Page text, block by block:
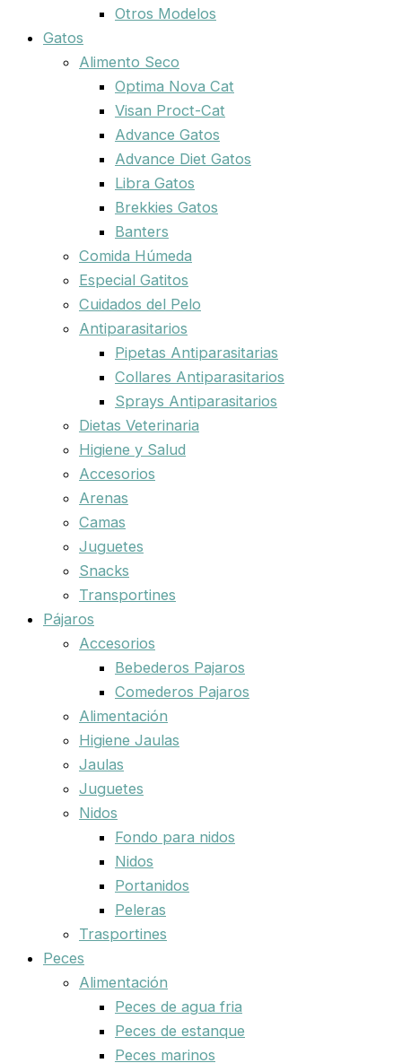
Otros Modelos
Gatos
Alimento Seco
Optima Nova Cat
Visan Proct-Cat
Advance Gatos
Advance Diet Gatos
Libra Gatos
Brekkies Gatos
Banters
Comida Húmeda
Especial Gatitos
Cuidados del Pelo
Antiparasitarios
Pipetas Antiparasitarias
Collares Antiparasitarios
Sprays Antiparasitarios
Dietas Veterinaria
Higiene y Salud
Accesorios
Arenas
Camas
Juguetes
Snacks
Transportines
Pájaros
Accesorios
Bebederos Pajaros
Comederos Pajaros
Alimentación
Higiene Jaulas
Jaulas
Juguetes
Nidos
Fondo para nidos
Nidos
Portanidos
Peleras
Trasportines
Peces
Alimentación
Peces de agua fria
Peces de estanque
Peces marinos